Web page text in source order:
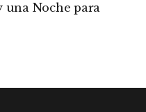
una Noche para